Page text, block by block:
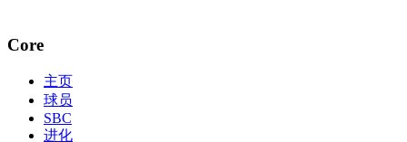
Core
主页
球员
SBC
进化